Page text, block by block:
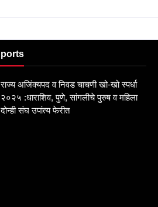
राज्य अजिंक्यपद व निवड चाचणी खो-खो स्पर्धा
२०२५ :धाराशिव, पुणे, सांगलीचे पुरुष व महिला
दोन्ही संघ उपांत्य फेरीत